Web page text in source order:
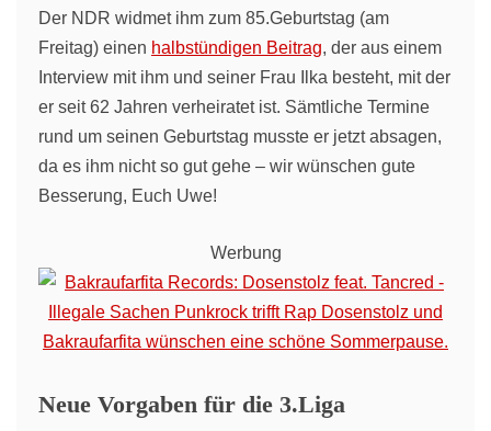
Der NDR widmet ihm zum 85.Geburtstag (am
Freitag) einen halbstündigen Beitrag, der aus einem
Interview mit ihm und seiner Frau Ilka besteht, mit der
er seit 62 Jahren verheiratet ist. Sämtliche Termine
rund um seinen Geburtstag musste er jetzt absagen,
da es ihm nicht so gut gehe – wir wünschen gute
Besserung, Euch Uwe!
Werbung
Neue Vorgaben für die 3.Liga